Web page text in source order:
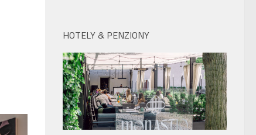
HOTELY & PENZIONY